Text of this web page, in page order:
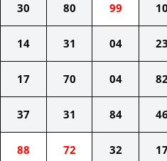
30 80 99 10
14 31 04 23
17 70 04 82
37 31 84 46
88 72 32 17